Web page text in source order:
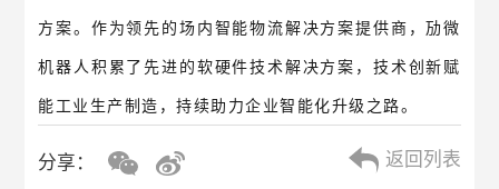
方案。作为领先的场内智能物流解决方案提供商，劢微
机器人积累了先进的软硬件技术解决方案，技术创新赋
能工业生产制造，持续助力企业智能化升级之路。
分享： 返回列表